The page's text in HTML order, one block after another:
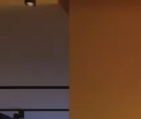
a možnosťou
- podpora pre
prehrávanie
pre Philips)
-